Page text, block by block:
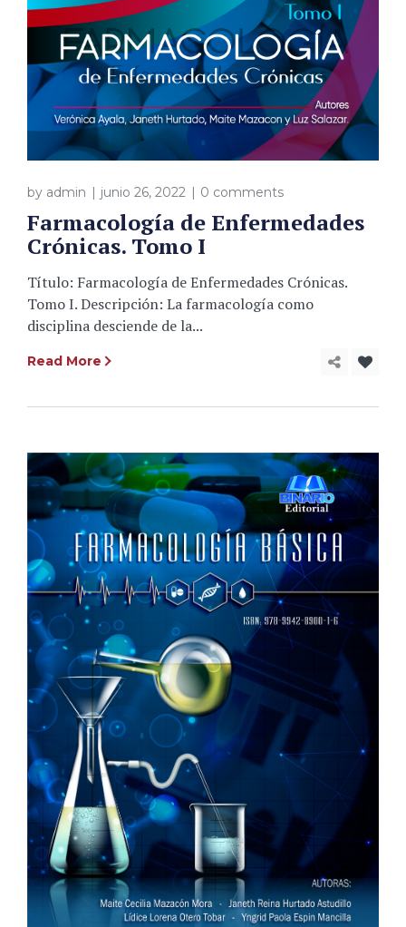
by admin junio 26, 2022 0 comments
Farmacología de Enfermedades
Crónicas. Tomo I
Título: Farmacología de Enfermedades Crónicas.
Tomo I. Descripción: La farmacología como
disciplina desciende de la...
Read More